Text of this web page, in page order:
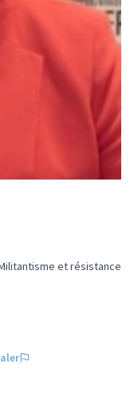
les résultats de la
et résistance